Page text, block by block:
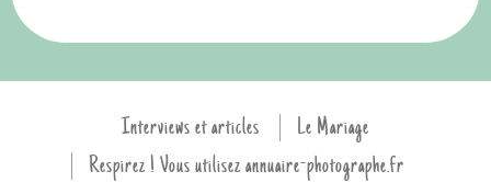
Interviews et articles
Le Mariage
Respirez ! Vous utilisez annuaire-photographe.fr